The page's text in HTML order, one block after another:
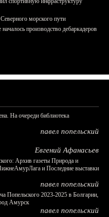
морского пути
производство дебаркадеров
На очереди библиотека
павел попельский
Евгений Афанасьев
Архив газеты Природа и
и Последние выставки
павел попельский
Попельского 2023-2025 в Болгарии,
Амурск
павел попельский